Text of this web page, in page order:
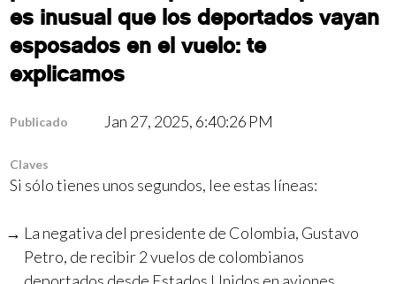
es inusual que los deportados vayan
esposados en el vuelo: te
explicamos
Publicado Jan 27, 2025, 6:40:26 PM
Claves
Si sólo tienes unos segundos, lee estas líneas:
La negativa del presidente de Colombia, Gustavo
Petro, de recibir 2 vuelos de colombianos